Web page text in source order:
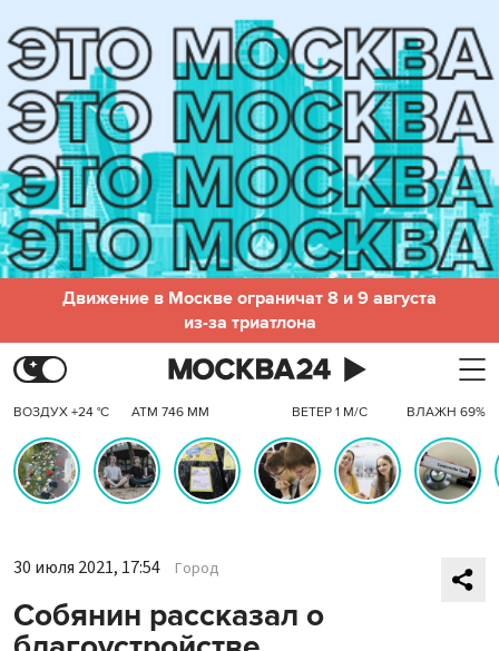
Движение в Москве ограничат 8 и 9 августа
из-за триатлона
ВОЗДУХ +24 °C АТМ 746 ММ ВЕТЕР 1 М/С ВЛАЖН 69%
30 июля 2021, 17:54 Город
Собянин рассказал о